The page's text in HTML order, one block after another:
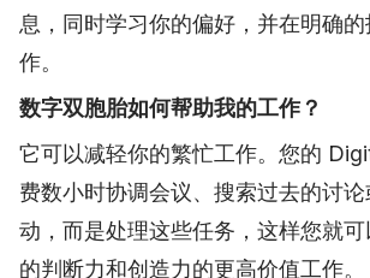
息，同时学习你的偏好，并在明确
作。
数字双胞胎如何帮助我的工作？
它可以减轻你的繁忙工作。您的
费数小时协调会议、搜索过去的讨
动，而是处理这些任务，这样您就
的判断力和创造力的更高价值工作。